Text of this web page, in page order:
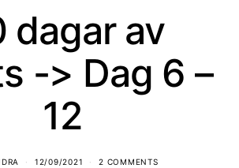
dagar av
-> Dag 6 –
12
12/09/2021 2 COMMENTS